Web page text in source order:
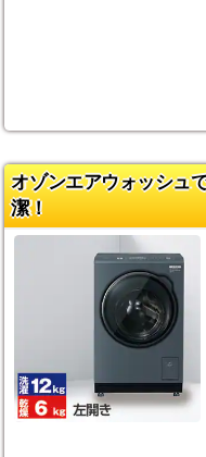
オゾンエアウォッシュ
潔！